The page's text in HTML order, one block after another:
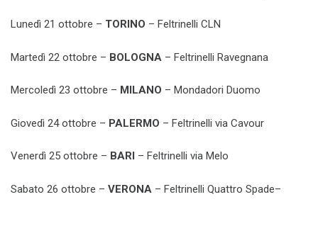
Lunedì 21 ottobre – TORINO – Feltrinelli CLN
Martedì 22 ottobre – BOLOGNA – Feltrinelli Ravegnana
Mercoledì 23 ottobre – MILANO – Mondadori Duomo
Giovedì 24 ottobre – PALERMO – Feltrinelli via Cavour
Venerdì 25 ottobre – BARI – Feltrinelli via Melo
Sabato 26 ottobre – VERONA – Feltrinelli Quattro Spade–